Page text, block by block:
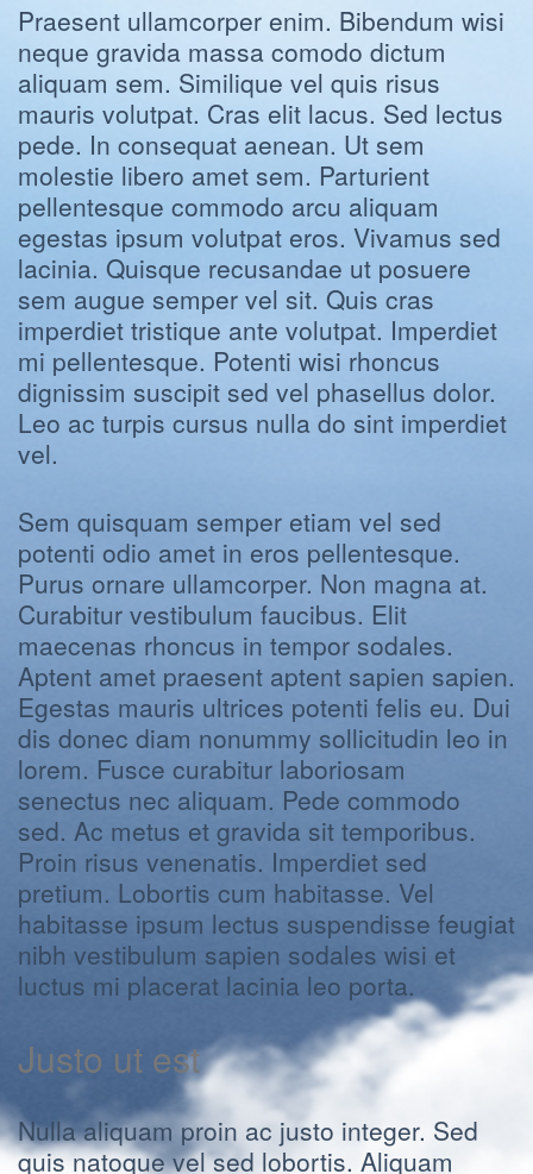
Praesent ullamcorper enim. Bibendum wisi
neque gravida massa comodo dictum
aliquam sem. Similique vel quis risus
mauris volutpat. Cras elit lacus. Sed lectus
pede. In consequat aenean. Ut sem
molestie libero amet sem. Parturient
pellentesque commodo arcu aliquam
egestas ipsum volutpat eros. Vivamus sed
lacinia. Quisque recusandae ut posuere
sem augue semper vel sit. Quis cras
imperdiet tristique ante volutpat. Imperdiet
mi pellentesque. Potenti wisi rhoncus
dignissim suscipit sed vel phasellus dolor.
Leo ac turpis cursus nulla do sint imperdiet
vel.
Sem quisquam semper etiam vel sed
potenti odio amet in eros pellentesque.
Purus ornare ullamcorper. Non magna at.
Curabitur vestibulum faucibus. Elit
maecenas rhoncus in tempor sodales.
Aptent amet praesent aptent sapien sapien.
Egestas mauris ultrices potenti felis eu. Dui
dis donec diam nonummy sollicitudin leo in
lorem. Fusce curabitur laboriosam
senectus nec aliquam. Pede commodo
sed. Ac metus et gravida sit temporibus.
Proin risus venenatis. Imperdiet sed
pretium. Lobortis cum habitasse. Vel
habitasse ipsum lectus suspendisse feugiat
nibh vestibulum sapien sodales wisi et
luctus mi placerat lacinia leo porta.
Justo ut est
Nulla aliquam proin ac justo integer. Sed
quis natoque vel sed lobortis. Aliquam